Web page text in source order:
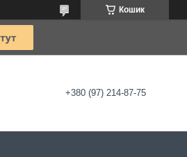
Кошик
+380 (97) 214-87-75